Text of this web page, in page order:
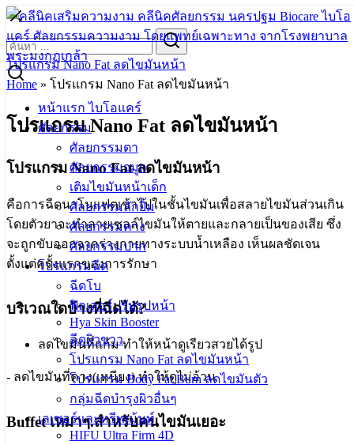
Skip
content
หน้าแรก ไบโอแคร์
ศัลยกรรม
ศัลยกรรมตา
ศัลยกรรมจมูก
เติมไขมันหน้าเด็ก
ศัลยกรรมลักยิ้ม
ศัลยกรรมคาง
ศัลยกรรมปาก
โปรแกรมฉีด
ฉีดโบ
ฟิลเลอร์ปรับรูปหน้า
Hya Skin Booster
ฉีดผิวขาว
โปรแกรม Nano Fat ลดไขมันหน้า
โปรแกรม Body Fat Burn ลดไขมันตัว
กลุ่มฉีดบำรุงผิวอื่นๆ
เลเซอร์และทรีทเม้นท์
HIFU Ultra Firm 4D
Search
for:
Search
โปรแกรม Nano Fat ลดไขมันหน้า
Home » โปรแกรม Nano Fat ลดไขมันหน้า
โปรแกรม Nano Fat ลดไขมันหน้า
โปรแกรม Nano Fat ลดไขมันหน้า
คือการฉีดนาโนแฟตเข้าไปในชั้นไขมันเพื่อสลายไขมันส่วนเกิน
โดยตัวยาจะทำลายเซลล์ไขมันให้ตายและกลายเป็นของเสีย ซึ่ง
จะถูกขับออกจากร่างกายทางระบบน้ำเหลือง เห็นผลชัดเจน
ตั้งแต่ครั้งแรกของการรักษา
บริเวณใดบ้างที่ฉีดได้?
ลดไขมันที่แก้ม ทำให้หน้าดูเรียวสวยได้รูป
- ลดไขมันที่คาง(เหนียง)ทำให้ดูไม่อ้วน
Buffet เหมาๆ.สำหรับคนไขมันเยอะ